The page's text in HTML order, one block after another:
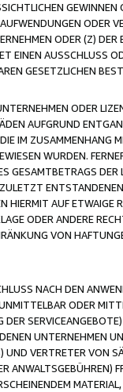
ODER
ODER (Z)
EINEN AUSSCHLUSS
GESETZLICHEN
ODER
AUFGRUND
IM ZUSAMMENHANG
WURDEN.
GESAMTBETRAGS
HIERMIT AUF
ODER ANDERE
VON
NACH DEN
ODER
UNTERNEHMEN
UND VERTRETER VON